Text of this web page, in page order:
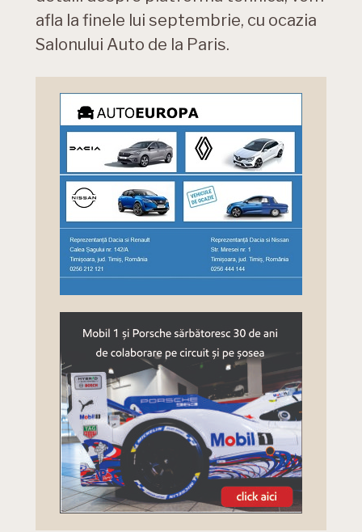
afla la finele lui septembrie, cu ocazia
Salonului Auto de la Paris.